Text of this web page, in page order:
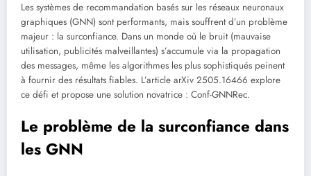
Les systèmes de recommandation basés sur les réseaux neuronaux
graphiques (GNN) sont performants, mais souffrent d’un problème
majeur : la surconfiance. Dans un monde où le bruit (mauvaise
utilisation, publicités malveillantes) s’accumule via la propagation
des messages, même les algorithmes les plus sophistiqués peinent
à fournir des résultats fiables. L’article arXiv 2505.16466 explore
ce défi et propose une solution novatrice : Conf-GNNRec.
Le problème de la surconfiance dans
les GNN